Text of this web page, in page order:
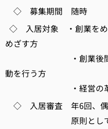
◇ 募集期間 随時
◇ 入居対象 ・創業を
めざす方
・創業後間もな
動を行う方
・経営の革新・新
◇ 入居審査 年6回、偶
原則として、審査